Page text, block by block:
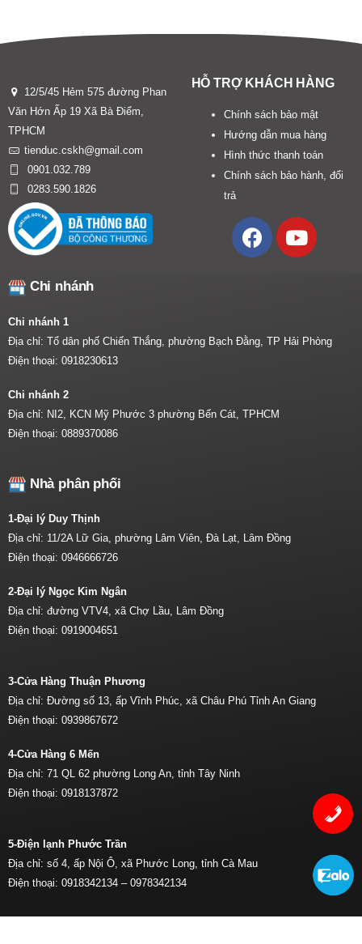
12/5/45 Hẻm 575 đường Phan
Văn Hớn Ấp 19 Xã Bà Điểm,
TPHCM
tienduc.cskh@gmail.com
0901.032.789
0283.590.1826
HỖ TRỢ KHÁCH HÀNG
Chính sách bảo mật
Hướng dẫn mua hàng
Hình thức thanh toán
Chính sách bảo hành, đổi
trả
Chi nhánh
Chi nhánh 1
Địa chỉ: Tổ dân phố Chiến Thắng, phường Bạch Đằng, TP Hải Phòng
Điện thoại: 0918230613
Chi nhánh 2
Địa chỉ: NI2, KCN Mỹ Phước 3 phường Bến Cát, TPHCM
Điện thoại: 0889370086
Nhà phân phối
1-Đại lý Duy Thịnh
Địa chỉ: 11/2A Lữ Gia, phường Lâm Viên, Đà Lạt, Lâm Đồng
Điện thoại: 0946666726
2-Đại lý Ngọc Kim Ngân
Địa chỉ: đường VTV4, xã Chợ Lầu, Lâm Đồng
Điện thoại: 0919004651
3-Cửa Hàng Thuận Phương
Địa chỉ: Đường số 13, ấp Vĩnh Phúc, xã Châu Phú Tỉnh An Giang
Điện thoại: 0939867672
4-Cửa Hàng 6 Mến
Địa chỉ: 71 QL 62 phường Long An, tỉnh Tây Ninh
Điện thoại: 0918137872
5-Điện lạnh Phước Trần
Địa chỉ: số 4, ấp Nội Ô, xã Phước Long, tỉnh Cà Mau
Điện thoại: 0918342134 – 0978342134